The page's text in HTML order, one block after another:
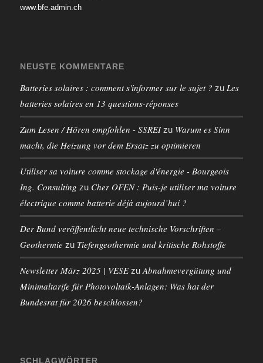
www.bfe.admin.ch
NEUSTE KOMMENTARE
Batteries solaires : comment s'informer sur le sujet ? zu Les
batteries solaires en 13 questions-réponses
Zum Lesen / Hören empfohlen - SSREIzu Warum es Sinn
macht, die Heizung vor dem Ersatz zu optimieren
Utiliser sa voiture comme stockage d'énergie - Bourgeois
Ing. Consulting zu Cher OFEN : Puis-je utiliser ma voiture
électrique comme batterie déjà aujourd’hui ?
Der Bund veröffentlicht neue technische Vorschriften –
Geothermie zu Tiefengeothermie und kritische Rohstoffe
Newsletter März 2025 | VESEzu Abnahmevergütung und
Minimaltarife für Photovoltaik-Anlagen: Was hat der
Bundesrat für 2026 beschlossen?
SCHLAGWÖRTER